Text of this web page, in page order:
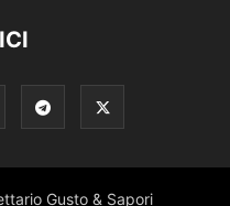
Gusto & Sapori